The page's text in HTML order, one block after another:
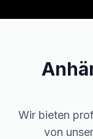
Wir bieten
von